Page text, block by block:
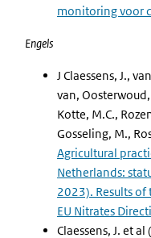
monitoring voor
Engels
J Claessens, J.,
van,
Kotte, M.C.,
Gosseling, M.,
Agricultural
Netherlands:
2023). Results
EU Nitrates
Claessens, J. et